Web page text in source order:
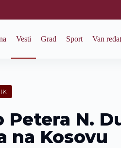
Vesti Grad Sport Van
Petera N.
na Kosovu